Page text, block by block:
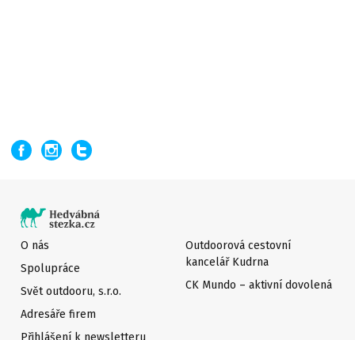
O nás
Spolupráce
Svět outdooru, s.r.o.
Adresáře firem
Přihlášení k newsletteru
Outdoorová cestovní
kancelář Kudrna
CK Mundo – aktivní dovolená